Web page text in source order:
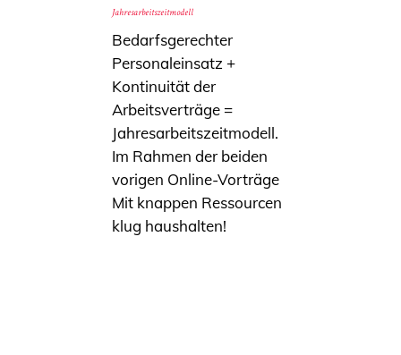
Jahresarbeitszeitmodell
Bedarfsgerechter
Personaleinsatz +
Kontinuität der
Arbeitsverträge =
Jahresarbeitszeitmodell.
Im Rahmen der beiden
vorigen Online-Vorträge
Mit knappen Ressourcen
klug haushalten!